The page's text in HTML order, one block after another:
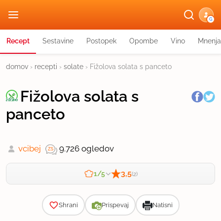
G
Recept Sestavine Postopek Opombe Vino Mnenja
domov › recepti › solate › Fižolova solata s panceto
Fižolova solata s
panceto
vcibej 9.726 ogledov
1/5 3,5(2)
Shrani Prispevaj Natisni